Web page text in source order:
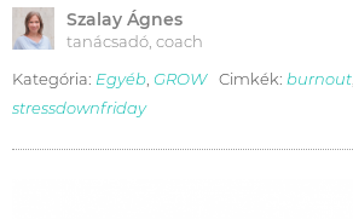
Szalay Ágnes
tanácsadó, coach
Kategória: Egyéb GROW Cimkék: burnout
stressdownfriday